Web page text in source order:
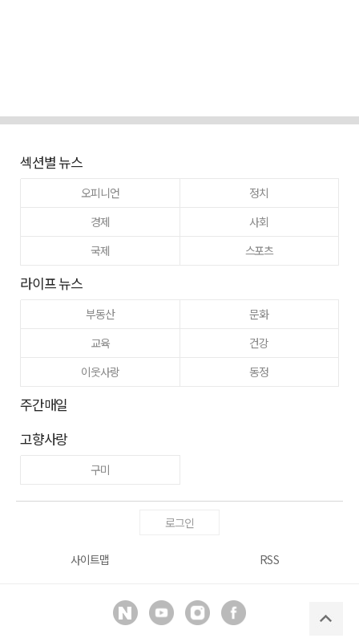
섹션별 뉴스
오피니언
정치
경제
사회
국제
스포츠
라이프 뉴스
부동산
문화
교육
건강
이웃사랑
동정
주간매일
고향사랑
구미
로그인
사이트맵 RSS